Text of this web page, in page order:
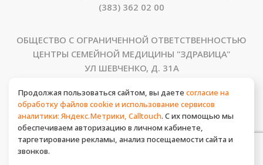
(383) 362 02 00
ОБЩЕСТВО С ОГРАНИЧЕННОЙ ОТВЕТСТВЕННОСТЬЮ
ЦЕНТРЫ СЕМЕЙНОЙ МЕДИЦИНЫ "ЗДРАВИЦА"
УЛ ШЕВЧЕНКО, Д. 31А
ГОРОД НОВОСИБИРСК 630008
Россия
ИМЕЮТСЯ ПРОТИВОПОКАЗАНИЯ, НЕОБХОДИМА
Продолжая пользоваться сайтом, вы даете согласие на
обработку файлов cookie и использование сервисов
аналитики: Яндекс.Метрики, Сalltouch. С их помощью мы
обеспечиваем авторизацию в личном кабинете,
таргетирование рекламы, анализ посещаемости сайта и
звонков.